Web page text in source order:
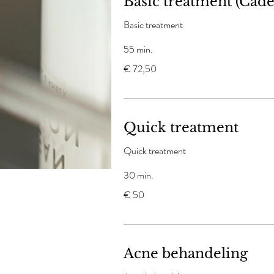
Basic treatment
55 min.
euro
€ 72,50
Quick treatment
Quick treatment
30 min.
euro
€ 50
Acne behandeling